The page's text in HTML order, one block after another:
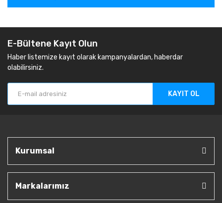
E-Bültene Kayıt Olun
Haber listemize kayıt olarak kampanyalardan, haberdar
olabilirsiniz.
KAYIT OL
Kurumsal
Markalarımız